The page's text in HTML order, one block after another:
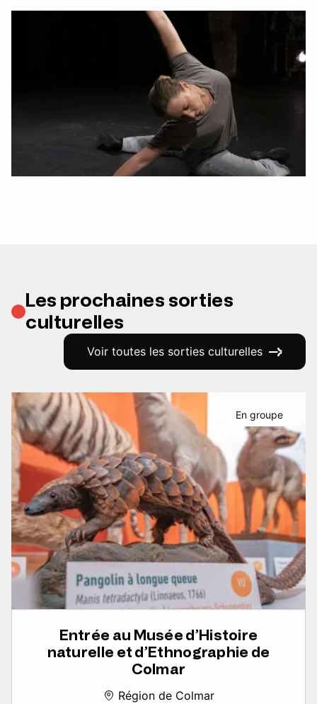
Les prochaines sorties
culturelles
Voir toutes les sorties culturelles
Entrée au Musée d’Histoire
naturelle et d’Ethnographie de
Colmar
Région de Colmar
En groupe